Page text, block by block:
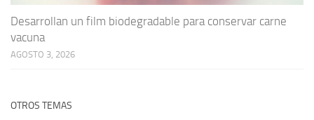
Desarrollan un film biodegradable para conservar carne
vacuna
AGOSTO 3, 2026
OTROS TEMAS